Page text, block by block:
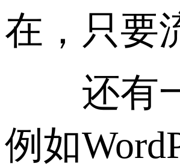
在，只要
还有一
例如